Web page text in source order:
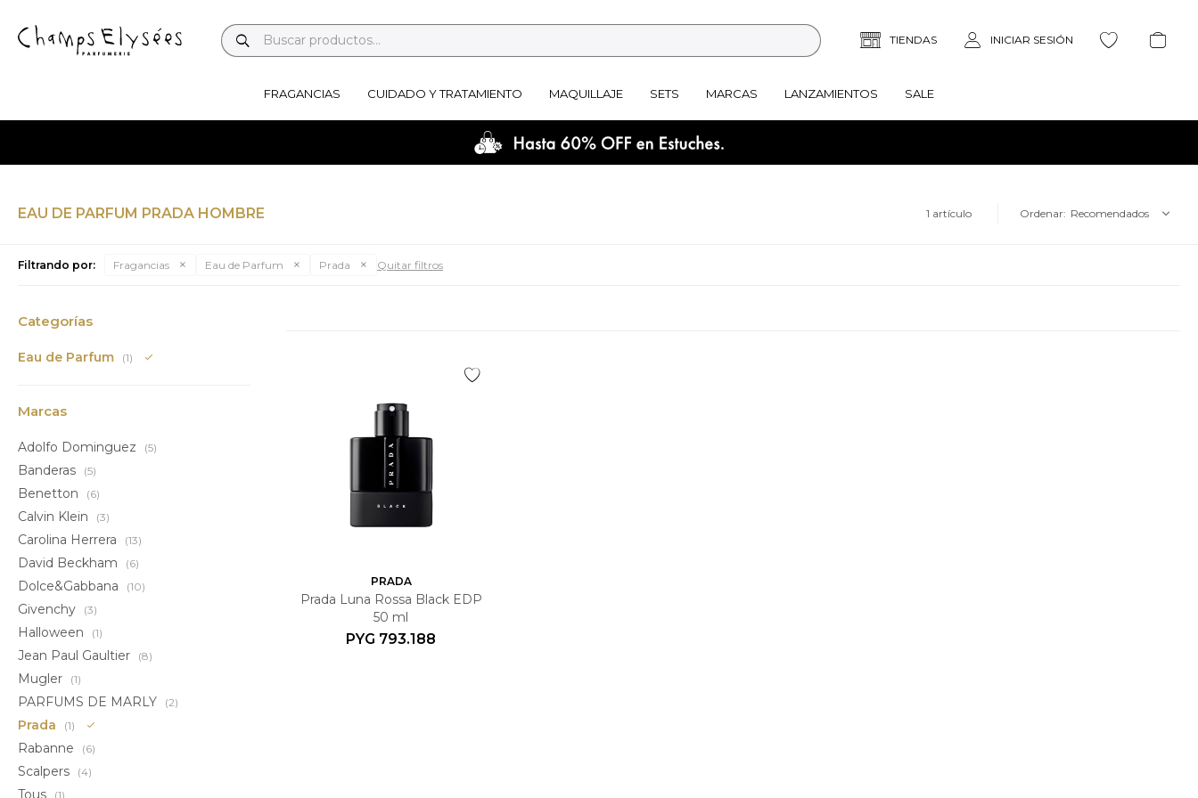
FRAGANCIAS CUIDADO Y TRATAMIENTO MAQUILLAJE SETS MARCAS LANZAMIENTOS SALE
EAU DE PARFUM PRADA HOMBRE 1 artículo Recomendados
Filtrando por: Fragancias Eau de Parfum Prada Quitar filtros
PRADA
Prada Luna Rossa Black EDP
50 ml
PYG 793.188
Categorías
Eau de Parfum (1)
Marcas
Adolfo Dominguez (5)
Banderas (5)
Benetton (6)
Calvin Klein (3)
Carolina Herrera (13)
David Beckham (6)
Dolce&Gabbana (10)
Givenchy (3)
Halloween (1)
Jean Paul Gaultier (8)
Mugler (1)
PARFUMS DE MARLY (2)
Prada (1)
Rabanne (6)
Scalpers (4)
Tous (1)